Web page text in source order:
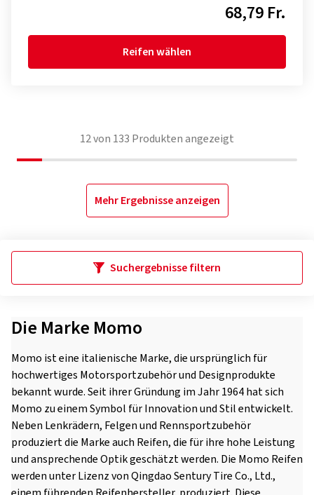
68,79 Fr.
Reifen wählen
12von 133 Produkten angezeigt
Mehr Ergebnisse anzeigen
Suchergebnisse filtern
Die Marke Momo
Momo ist eine italienische Marke, die ursprünglich für
hochwertiges Motorsportzubehör und Designprodukte
bekannt wurde. Seit ihrer Gründung im Jahr 1964 hat sich
Momo zu einem Symbol für Innovation und Stil entwickelt.
Neben Lenkrädern, Felgen und Rennsportzubehör
produziert die Marke auch Reifen, die für ihre hohe Leistung
und ansprechende Optik geschätzt werden. Die Momo Reifen
werden unter Lizenz von Qingdao Sentury Tire Co., Ltd.,